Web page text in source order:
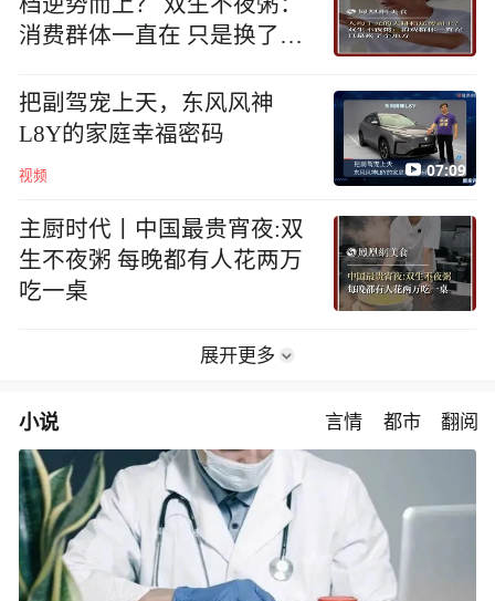
消费群体一直在 只是换了个
把副驾宠上天，东风风神
L8Y的家庭幸福密码
视频 07:09
主厨时代丨中国最贵宵夜:双
生不夜粥 每晚都有人花两万
吃一桌
展开更多
小说 言情 都市 翻阅